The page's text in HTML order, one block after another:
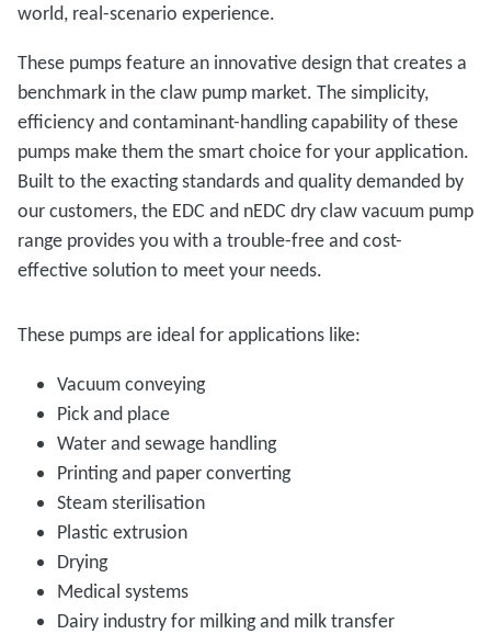
world, real-scenario experience.
These pumps feature an innovative design that creates a
benchmark in the claw pump market. The simplicity,
efficiency and contaminant-handling capability of these
pumps make them the smart choice for your application.
Built to the exacting standards and quality demanded by
our customers, the EDC and nEDC dry claw vacuum pump
range provides you with a trouble-free and cost-
effective solution to meet your needs.
These pumps are ideal for applications like:
Vacuum conveying
Pick and place
Water and sewage handling
Printing and paper converting
Steam sterilisation
Plastic extrusion
Drying
Medical systems
Dairy industry for milking and milk transfer